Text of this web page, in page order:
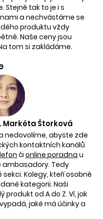
Stejně tak to je i s
a nechvástáme se
produktu vždy
Naše ceny jsou
tom si zakládáme.
Markéta Štorková
nedovolíme, abyste zde
kontaktních kanálů
či online poradna u
ambasadory. Tedy
Kolegy, kteří osobně
kategorii. Naši
od A do Z. Ví, jak
jaké má účinky a